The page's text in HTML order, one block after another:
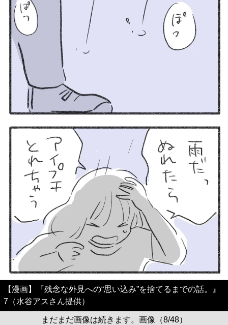
【漫画】『残念な外見への“思い込み”を捨てるまでの話。』
7（水谷アスさん提供）
まだまだ画像は続きます。画像（8/48）